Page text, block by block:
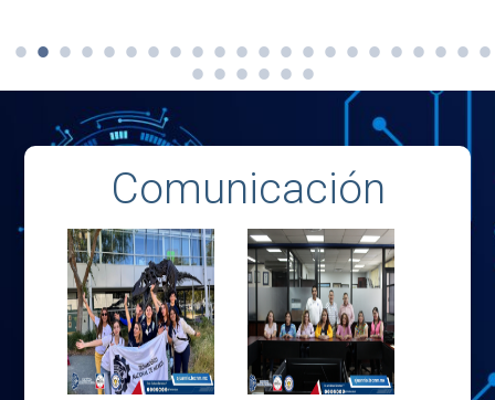
Comunicación